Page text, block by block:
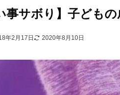
事サボり】子ども
年2月17日 2020年8月10日